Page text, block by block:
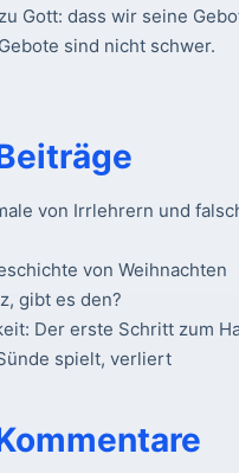
Gott: dass wir seine
sind nicht schwer.
von Irrlehrern und
von Weihnachten
gibt es den?
Der erste Schritt zum
spielt, verliert